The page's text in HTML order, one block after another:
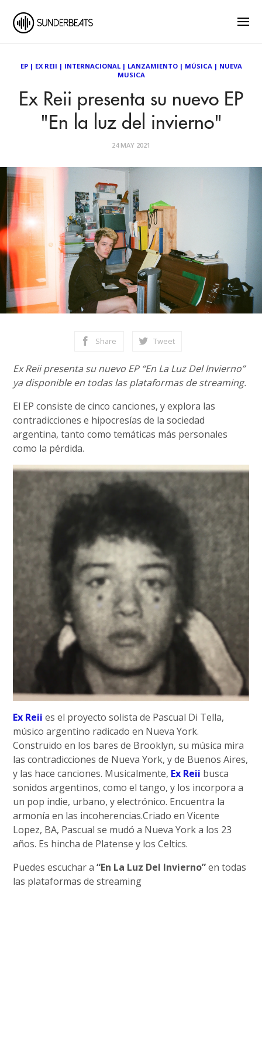
EP| EX REII | INTERNACIONAL| LANZAMIENTO| MÚSICA| NUEVA
MUSICA
Ex Reii presenta su nuevo EP
"En la luz del invierno"
24 MAY 2021
Share Tweet
Ex Reii presenta su nuevo EP “En La Luz Del Invierno”
ya disponible en todas las plataformas de streaming.
El EP consiste de cinco canciones, y explora las
contradicciones e hipocresías de la sociedad
argentina, tanto como temáticas más personales
como la pérdida.
Ex Reii es el proyecto solista de Pascual Di Tella,
músico argentino radicado en Nueva York.
Construido en los bares de Brooklyn, su música mira
las contradicciones de Nueva York, y de Buenos Aires,
y las hace canciones. Musicalmente, Ex Reii busca
sonidos argentinos, como el tango, y los incorpora a
un pop indie, urbano, y electrónico. Encuentra la
armonía en las incoherencias.Criado en Vicente
Lopez, BA, Pascual se mudó a Nueva York a los 23
años. Es hincha de Platense y los Celtics.
Puedes escuchar a“En La Luz Del Invierno”en todas
las plataformas de streaming